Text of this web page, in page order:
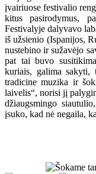
įvairiuose festivalio
kitus pasirodymus,
Festivalyje dalyvavo
iš užsienio (Ispanijos,
nustebino ir sužavėjo
pat tai buvo
kuriais, galima sakyti,
tradicine muzika ir
laivelis“, norisi jį
džiaugsmingo
įsuko, kad nė negaila,